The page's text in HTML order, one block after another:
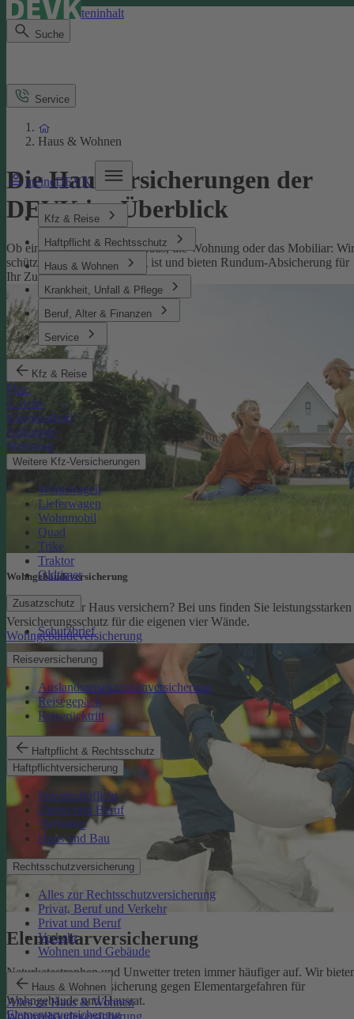
Direkt zum Seiteninhalt
Suche
meineDEVK
Kfz & Reise
Haftpflicht & Rechtsschutz
Haus & Wohnen
Krankheit, Unfall & Pflege
Beruf, Alter & Finanzen
Service
Kfz & Reise
Pkw
E-Auto
Kleinkraftrad
Anhänger
Motorrad
Weitere Kfz-Versicherungen
Wohnwagen
Lieferwagen
Wohnmobil
Quad
Trike
Traktor
Oldtimer
Zusatzschutz
Schutzbrief
Reiseversicherung
Auslandsreisekrankenversicherung
Reisegepäck
Reiserücktritt
Haftpflicht & Rechtsschutz
Haftpflichtversicherung
Privathaftpflicht
Dienst und Beruf
Tierhalter
Haus und Bau
Rechtsschutzversicherung
Alles zur Rechtsschutzversicherung
Privat, Beruf und Verkehr
Privat und Beruf
Verkehr
Wohnen und Gebäude
Haus & Wohnen
Alles zu Haus & Wohnen
Wohngebäudeversicherung
Service
Haus & Wohnen
Die Hausversicherungen der
DEVK im Überblick
Ob eine Versicherung fürs Haus, die Wohnung oder das Mobiliar: Wir
schützen, was Ihnen wichtig ist und bieten Rundum-Absicherung für
Ihr Zuhause.
Wohngebäude­versicherung
Sie möchten Ihr Haus versichern? Bei uns finden Sie leistungsstarken
Versicherungsschutz für die eigenen vier Wände.
Wohngebäudeversicherung
Elementarversicherung
Naturkatastrophen und Unwetter treten immer häufiger auf. Wir
eine zuverlässige Absicherung gegen Elementargefahren für
Wohngebäude und Hausrat.
Elementarversicherung